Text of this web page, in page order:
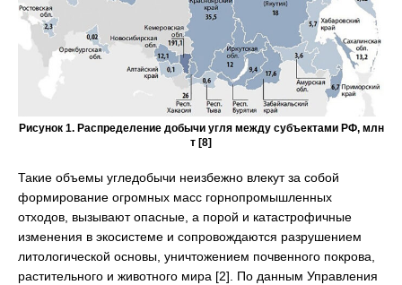
Рисунок 1. Распределение добычи угля между субъектами РФ, млн
т [8]
Такие объемы угледобычи неизбежно влекут за собой
формирование огромных масс горнопромышленных
отходов, вызывают опасные, а порой и катастрофичные
изменения в экосистеме и сопровождаются разрушением
литологической основы, уничтожением почвенного покрова,
растительного и животного мира [2]. По данным Управления